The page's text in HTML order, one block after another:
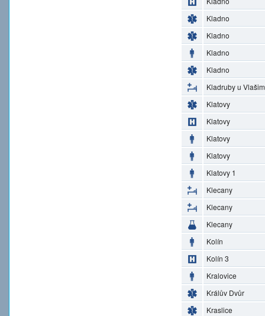
Kladno
Kladno
Kladno
Kladno
Kladruby u
Klatovy
Klatovy
Klatovy
Klatovy
Klatovy 1
Klecany
Klecany
Klecany
Kolín
Kolín 3
Kralovice
Králův Dvůr
Kraslice